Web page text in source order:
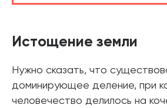
В корзине
Истощение земли
Нужно сказать, что
доминирующее деление, при
человечество делилось на